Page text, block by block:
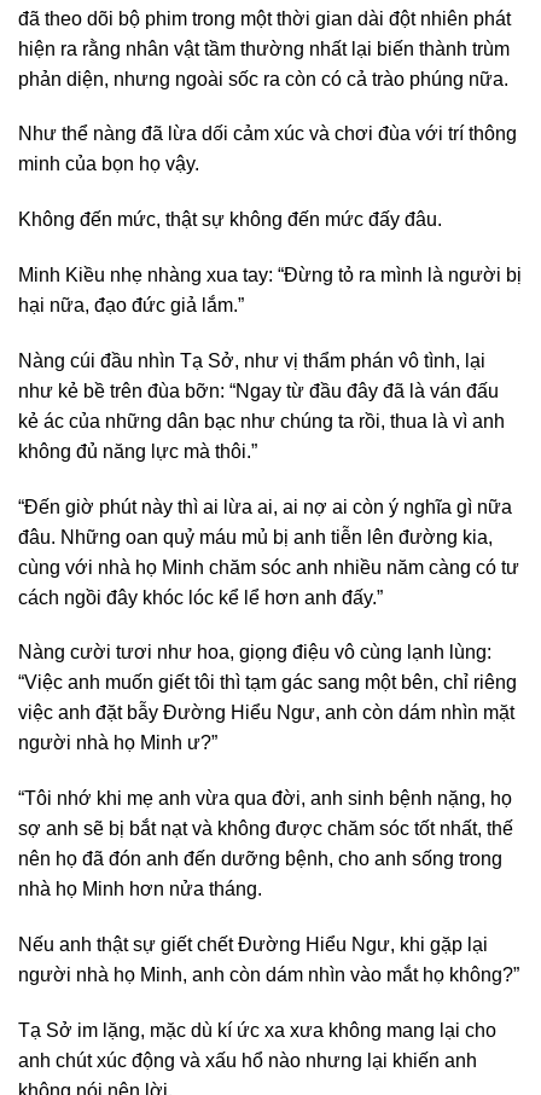
đã theo dõi bộ phim trong một thời gian dài đột nhiên phát
hiện ra rằng nhân vật tầm thường nhất lại biến thành trùm
phản diện, nhưng ngoài sốc ra còn có cả trào phúng nữa.
Như thể nàng đã lừa dối cảm xúc và chơi đùa với trí thông
minh của bọn họ vậy.
Không đến mức, thật sự không đến mức đấy đâu.
Minh Kiều nhẹ nhàng xua tay: “Đừng tỏ ra mình là người bị
hại nữa, đạo đức giả lắm.”
Nàng cúi đầu nhìn Tạ Sở, như vị thẩm phán vô tình, lại
như kẻ bề trên đùa bỡn: “Ngay từ đầu đây đã là ván đấu
kẻ ác của những dân bạc như chúng ta rồi, thua là vì anh
không đủ năng lực mà thôi.”
“Đến giờ phút này thì ai lừa ai, ai nợ ai còn ý nghĩa gì nữa
đâu. Những oan quỷ máu mủ bị anh tiễn lên đường kia,
cùng với nhà họ Minh chăm sóc anh nhiều năm càng có tư
cách ngồi đây khóc lóc kể lể hơn anh đấy.”
Nàng cười tươi như hoa, giọng điệu vô cùng lạnh lùng:
“Việc anh muốn giết tôi thì tạm gác sang một bên, chỉ riêng
việc anh đặt bẫy Đường Hiểu Ngư, anh còn dám nhìn mặt
người nhà họ Minh ư?”
“Tôi nhớ khi mẹ anh vừa qua đời, anh sinh bệnh nặng, họ
sợ anh sẽ bị bắt nạt và không được chăm sóc tốt nhất, thế
nên họ đã đón anh đến dưỡng bệnh, cho anh sống trong
nhà họ Minh hơn nửa tháng.
Nếu anh thật sự giết chết Đường Hiểu Ngư, khi gặp lại
người nhà họ Minh, anh còn dám nhìn vào mắt họ không?”
Tạ Sở im lặng, mặc dù kí ức xa xưa không mang lại cho
anh chút xúc động và xấu hổ nào nhưng lại khiến anh
không nói nên lời.